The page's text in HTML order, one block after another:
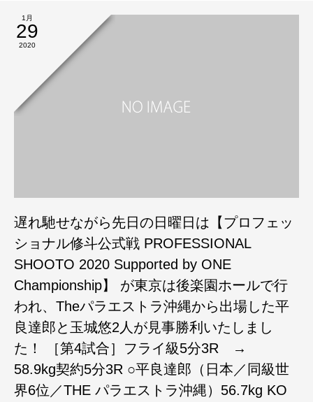
1月
29
2020
遅れ馳せながら先日の日曜日は【プロフェッ
ショナル修斗公式戦 PROFESSIONAL
SHOOTO 2020 Supported by ONE
Championship】 が東京は後楽園ホールで行
われ、Theパラエストラ沖縄から出場した平
良達郎と玉城悠2人が見事勝利いたしまし
た！ ［第4試合］フライ級5分3R →
58.9kg契約5分3R ○平良達郎（日本／同級世
界6位／THE パラエストラ沖縄）56.7kg KO